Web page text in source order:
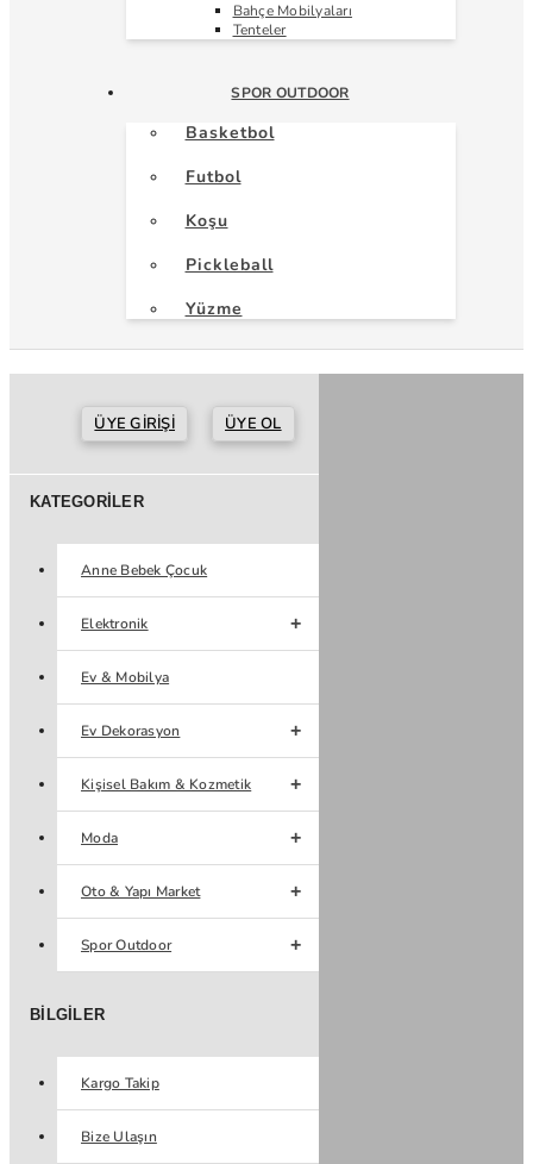
Bahçe Mobilyaları
Tenteler
SPOR OUTDOOR
Basketbol
Futbol
Koşu
Pickleball
Yüzme
ÜYE GIRIŞI ÜYE OL
KATEGORILER
Anne Bebek Çocuk
Elektronik
Ev & Mobilya
Ev Dekorasyon
Kişisel Bakım & Kozmetik
Moda
Oto & Yapı Market
Spor Outdoor
BILGILER
Kargo Takip
Bize Ulaşın